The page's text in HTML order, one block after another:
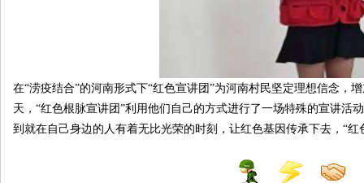
在“涝疫结合”的河南形式下“红色宣讲团”为河南村民坚定理想信念，
天，“红色根脉宣讲团”利用他们自己的方式进行了一场特殊的宣讲活
到就在自己身边的人有着无比光荣的时刻，让红色基因传承下去，“